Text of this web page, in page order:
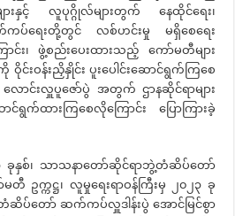
ားနှင့် လူပုဂ္ဂိုလ်များတွက် နေထိုင်ရေး၊
ကပ်ရေးတို့တွင် လစ်ဟင်းမှု မရှိစေရေး
း၊ ဖွဲ့စည်းပေးထားသည့် ကော်မတီများ
င်းဝန်းညှိနှိုင်း ပူးပေါင်းဆောင်ရွက်ကြစေ
ောင်းလှူပူဇော်ပွဲ အတွက် ဌာနဆိုင်ရာများ
က်ထားကြစေလိုကြောင်း ပြောကြားခဲ့
သာသနာတော်ဆိုင်ရာဘွဲ့တံဆိပ်တော်
ဥက္ကဋ္ဌ၊ လူမှုရေးရာဝန်ကြီးမှ ၂၀၂၃ ခု
ဆိပ်တော် ဆက်ကပ်လှူဒါန်းပွဲ အောင်မြင်စွာ